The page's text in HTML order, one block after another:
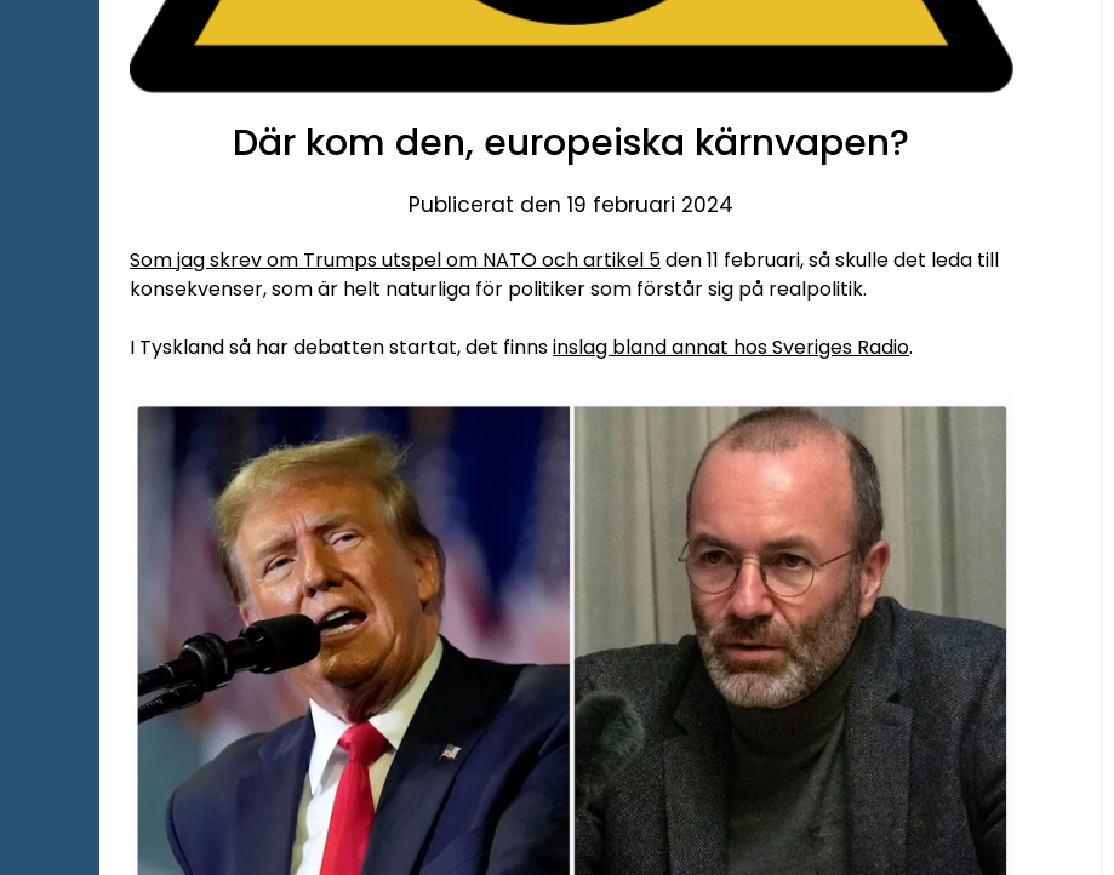
Där kom den, europeiska kärnvapen?
Publicerat den 19 februari 2024
Som jag skrev om Trumps utspel om NATO och artikel 5den 11 februari, så skulle det leda till
konsekvenser, som är helt naturliga för politiker som förstår sig på realpolitik.
I Tyskland så har debatten startat, det finnsinslag bland annat hos Sveriges Radio.